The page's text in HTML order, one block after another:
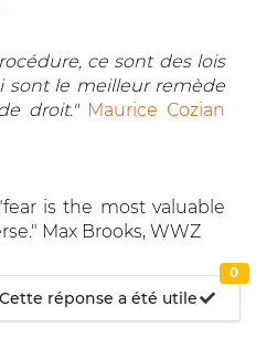
ce sont des lois
sont le meilleur remède
droit." Maurice Cozian
is the most valuable
Max Brooks, WWZ
Cette réponse a été utile
0